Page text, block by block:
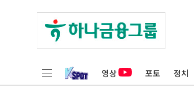
영상 포토 정치